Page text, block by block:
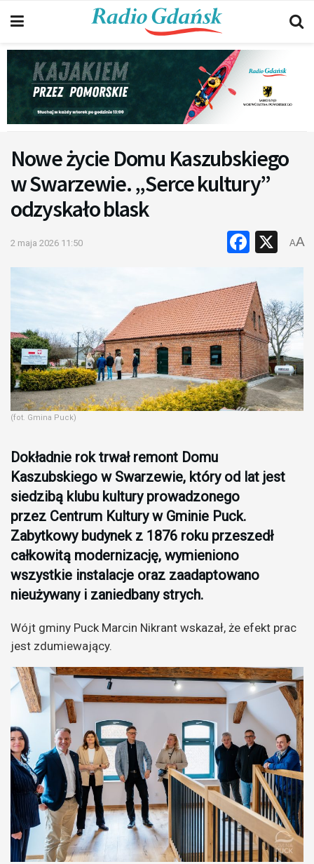
Nowe życie Domu Kaszubskiego
w Swarzewie. „Serce kultury”
odzyskało blask
2 maja 2026 11:50 X
AA
(fot. Gmina Puck)
Dokładnie rok trwał remont Domu
Kaszubskiego w Swarzewie, który od lat jest
siedzibą klubu kultury prowadzonego
przez Centrum Kultury w Gminie Puck.
Zabytkowy budynek z 1876 roku przeszedł
całkowitą modernizację, wymieniono
wszystkie instalacje oraz zaadaptowano
nieużywany i zaniedbany strych.
Wójt gminy Puck Marcin Nikrant wskazał, że efekt prac
jest zdumiewający.